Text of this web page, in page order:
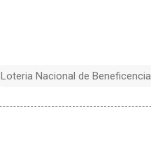
Loteria Nacional de Beneficencia